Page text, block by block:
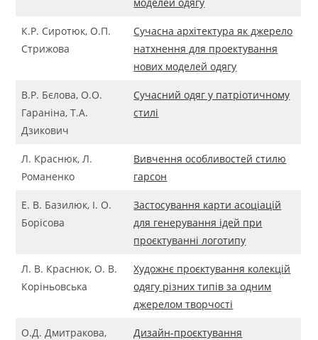
К.Р. Сиротюк, О.П.
Стрижова
Сучасна архітектура як джерело
натхнення для проектування
нових моделей одягу
В.Р. Бєлова, О.О.
Гараніна, Т.А.
Дзикович
Сучасний одяг у патріотичному
стилі
Л. Краснюк, Л.
Романенко
Вивчення особливостей стилю
гарсон
Е. В. Базилюк, І. О.
Борісова
Застосування карти асоціацій
для генерування ідей при
проєктуванні логотипу
Л. В. Краснюк, О. В.
Коріньовська
Художнє проєктування колекцій
одягу різних типів за одним
джерелом творчості
О.Д. Дмитракова,
Дизайн-проєктування